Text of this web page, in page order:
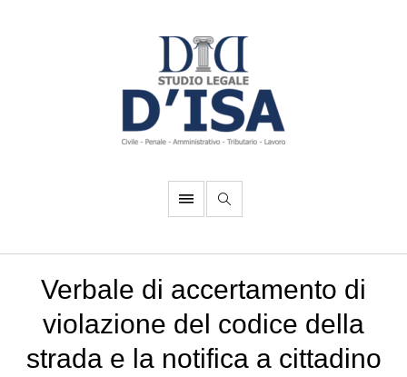
Verbale di accertamento di
violazione del codice della
strada e la notifica a cittadino